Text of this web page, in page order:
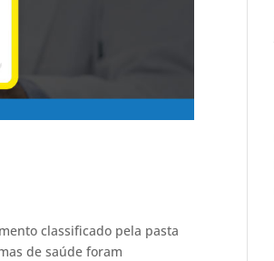
classificado pela pasta
de saúde foram